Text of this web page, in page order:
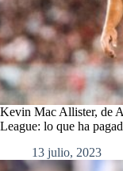
Kevin Mac Allister, de
League: lo que ha
13 julio, 2023